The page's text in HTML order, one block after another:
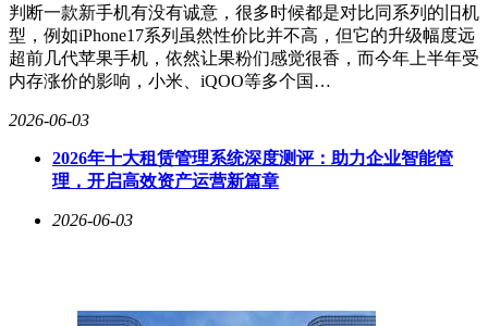
判断一款新手机有没有诚意，很多时候都是对比同系列的旧机
型，例如iPhone17系列虽然性价比并不高，但它的升级幅度远
超前几代苹果手机，依然让果粉们感觉很香，而今年上半年受
内存涨价的影响，小米、iQOO等多个国…
2026-06-03
2026年十大租赁管理系统深度测评：助力企业智能管
理，开启高效资产运营新篇章
2026-06-03